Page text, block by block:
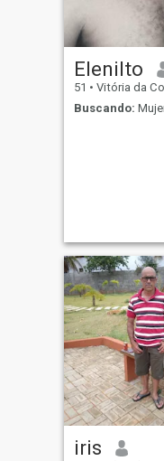
Elenilto
51 • Vitória da
Buscando:
iris